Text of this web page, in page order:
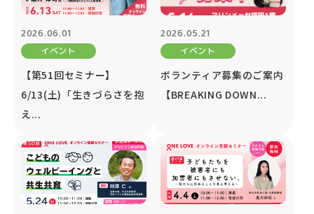
2026.06.01
イベント
【第51回セミナー】
6/13(土)「生きづらさを抱
え...
2026.05.21
イベント
ボランティア募集のご案内
【BREAKING DOWN...